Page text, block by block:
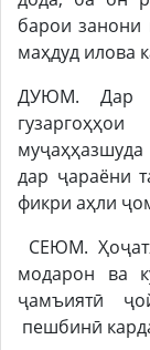
барои занони
маҳдуд илова
ДУЮМ. Дар
дар ҷараёни
фикри аҳли
СЕЮМ.
модарон ва
ҷамъиятӣ
пешбинӣ